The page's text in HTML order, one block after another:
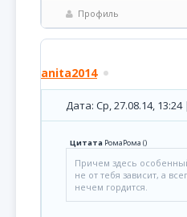
Профиль
anita2014
Дата: Ср, 27.08.14,
Цитата РомаРома ()
Причем здесь
не от тебя зависит, а
нечем гордится.